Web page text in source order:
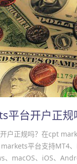
户正规吗？在cpt
平台支持‌MT4
、macOS、iOS、